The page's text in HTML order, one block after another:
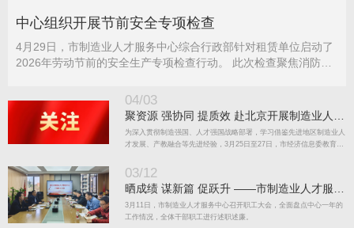
中心组织开展节前安全专项检查
4月29日，市制造业人才服务中心综合行政部针对租赁单位启动了
2026年劳动节前的安全生产专项检查行动。 此次检查聚焦消防安
道是否畅通无阻、电气设备是否处于正常运行状态。检查过程中，
工作人员现场督促各相关…
04/03
聚资源 强协同 提质效 赴北京开展制造业人才
工作专项调研
为深入贯彻制造强国、人才强国战略部署，学习借鉴先进地区制造业人
才发展、产教融合等先进经验，3月25日至27日，市经济信息委教育培
专项调研。调研组一行先后赴工信部人才交流中心、奇安信科技集团等
地，…
03/12
晒成绩 谋新篇 促跃升 ——市制造业人才服务
中心召开干部职工述职述廉会
3月11日，市制造业人才服务中心召开职工大会，全面盘点中心一年的
工作情况，全体干部职工进行述职述廉。